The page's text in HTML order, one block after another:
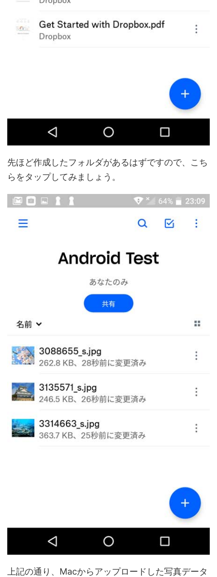
先ほど作成したフォルダがあるはずですので、こち
らをタップしてみましょう。
上記の通り、Macからアップロードした写真データ